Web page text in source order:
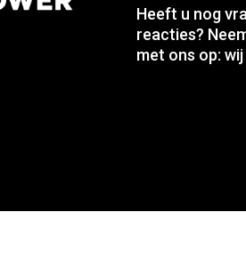
Heeft u nog
reacties?
met ons op: